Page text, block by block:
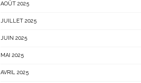
AOÛT 2025
JUILLET 2025
JUIN 2025
MAI 2025
AVRIL 2025